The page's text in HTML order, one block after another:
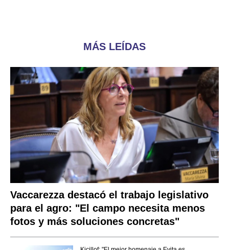
MÁS LEÍDAS
Vaccarezza destacó el trabajo legislativo
para el agro: "El campo necesita menos
fotos y más soluciones concretas"